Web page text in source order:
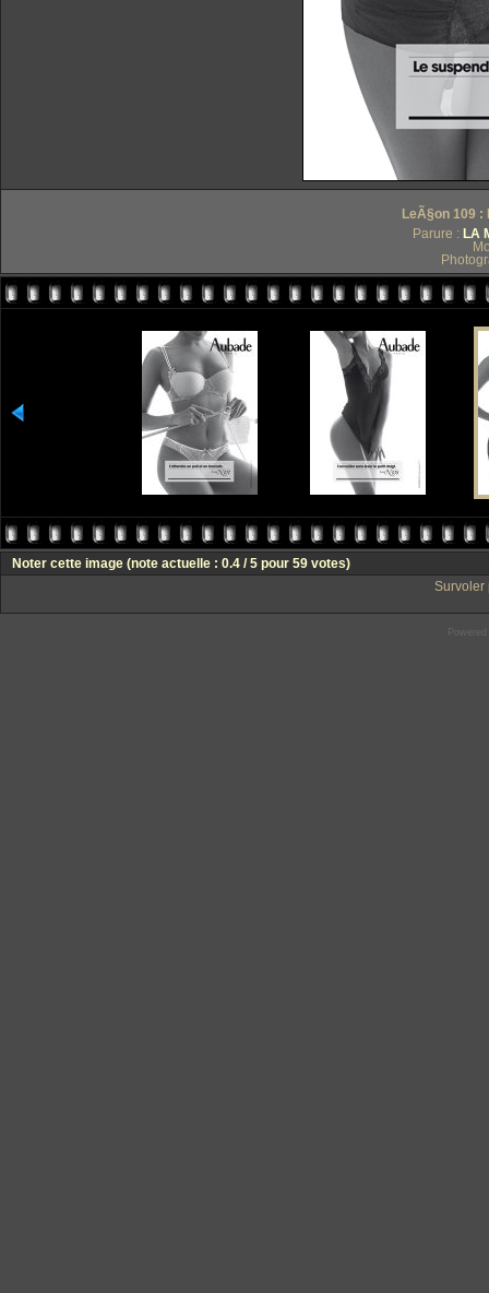
LeÃ§on 109
Parure : LA
Noter cette image (note actuelle : 0.4 / 5 pour 59 votes)
Survoler